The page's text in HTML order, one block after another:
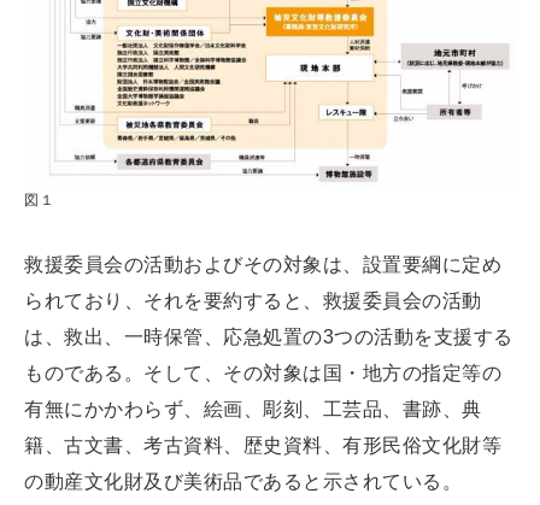
図１
救援委員会の活動およびその対象は、設置要綱に定め
られており、それを要約すると、救援委員会の活動
は、救出、一時保管、応急処置の3つの活動を支援する
ものである。そして、その対象は国・地方の指定等の
有無にかかわらず、絵画、彫刻、工芸品、書跡、典
籍、古文書、考古資料、歴史資料、有形民俗文化財等
の動産文化財及び美術品であると示されている。